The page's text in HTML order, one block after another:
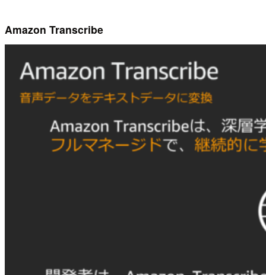
Amazon Transcribe